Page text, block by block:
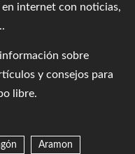
en internet con noticias,
sobre
y consejos para
libre.
Aramon